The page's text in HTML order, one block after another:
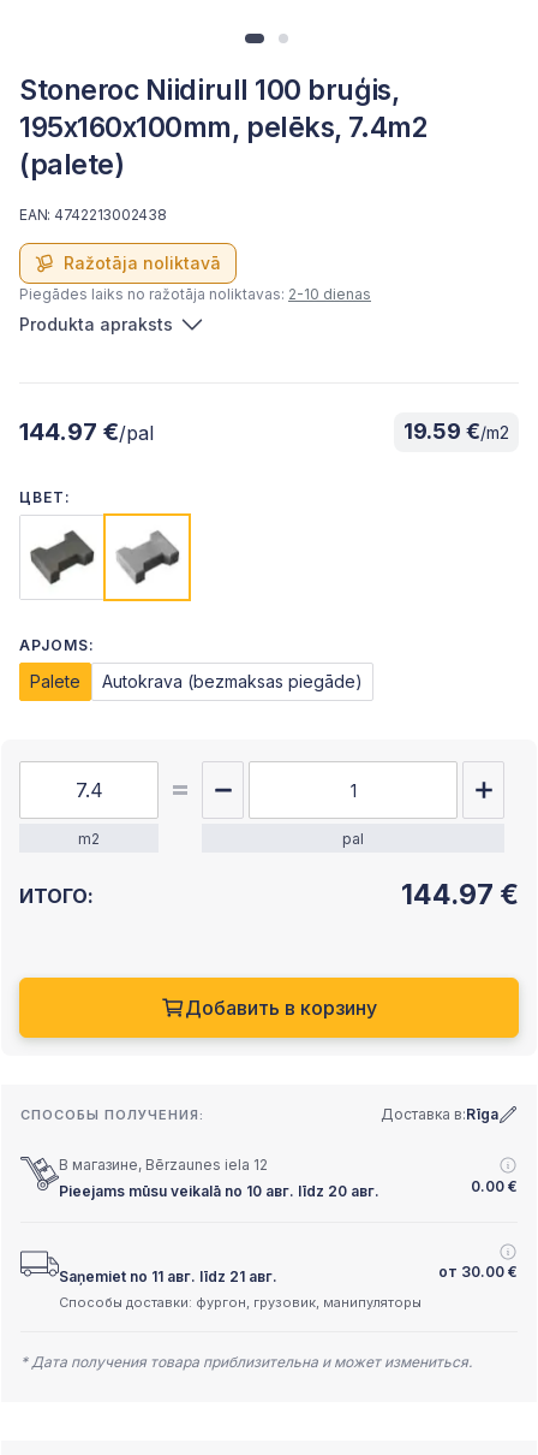
Stoneroc Niidirull 100 bruģis,
195x160x100mm, pelēks, 7.4m2
(palete)
Ražotāja noliktavā
EAN: 4742213002438
Piegādes laiks no ražotāja noliktavas: 2-10 dienas
Produkta apraksts
144.97 €/pal 19.59 €/m2
ЦВЕТ:
APJOMS:
Palete Autokrava (bezmaksas piegāde)
m2 pal
ИТОГО: 144.97 €
Добавить в корзину
СПОСОБЫ ПОЛУЧЕНИЯ: Доставка в:Rīga
В магазине, Bērzaunes iela 12
Pieejams mūsu veikalā no 10 авг. līdz 20 авг.
0.00 €
Saņemiet no 11 авг. līdz 21 авг. от 30.00 €
Способы доставки: фургон, грузовик, манипуляторы
* Дата получения товара приблизительна и может измениться.